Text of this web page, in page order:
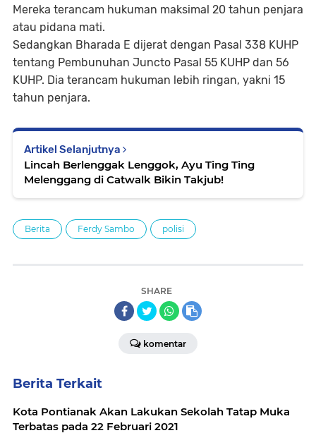
Mereka terancam hukuman maksimal 20 tahun penjara
atau pidana mati.
Sedangkan Bharada E dijerat dengan Pasal 338 KUHP
tentang Pembunuhan Juncto Pasal 55 KUHP dan 56
KUHP. Dia terancam hukuman lebih ringan, yakni 15
tahun penjara.
Artikel Selanjutnya
Lincah Berlenggak Lenggok, Ayu Ting Ting
Melenggang di Catwalk Bikin Takjub!
Berita Ferdy Sambo polisi
SHARE
komentar
Berita Terkait
Kota Pontianak Akan Lakukan Sekolah Tatap Muka
Terbatas pada 22 Februari 2021